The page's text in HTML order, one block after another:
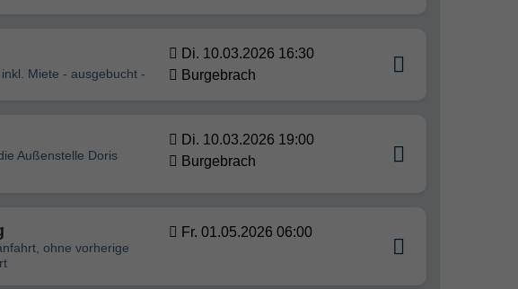
Miete - ausgebucht -
Di. 10.03.2026 16:30
Burgebrach
Außenstelle Doris
Di. 10.03.2026 19:00
Burgebrach
ohne vorherige
Fr. 01.05.2026 06:00